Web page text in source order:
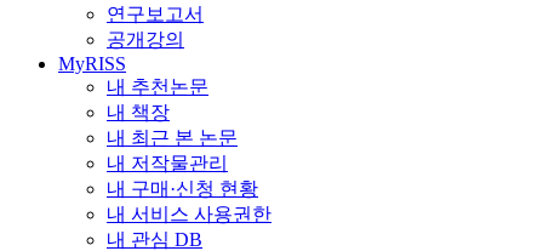
연구보고서
공개강의
MyRISS
내 추천논문
내 책장
내 최근 본 논문
내 저작물관리
내 구매·신청 현황
내 서비스 사용권한
내 관심 DB